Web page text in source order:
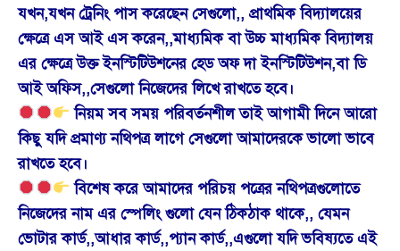
যখন,যখন ট্রেনিং পাস করেছেন সেগুলো,, প্রাথমিক বিদ্যালয়ের
ক্ষেত্রে এস আই এস করেন,,মাধ্যমিক বা উচ্চ মাধ্যমিক বিদ্যালয়
এর ক্ষেত্রে উক্ত ইনস্টিটিউশনের হেড অফ দা ইনস্টিটিউশন,বা ডি
আই অফিস,,সেগুলো নিজেদের লিখে রাখতে হবে।
নিয়ম সব সময় পরিবর্তনশীল তাই আগামী দিনে আরো
কিছু যদি প্রমাণ্য নথিপত্র লাগে সেগুলো আমাদেরকে ভালো ভাবে
রাখতে হবে।
বিশেষ করে আমাদের পরিচয় পত্রের নথিপত্রগুলোতে
নিজেদের নাম এর স্পেলিং গুলো যেন ঠিকঠাক থাকে,, যেমন
ভোটার কার্ড,,আধার কার্ড,,প্যান কার্ড,,এগুলো যদি ভবিষ্যতে এই